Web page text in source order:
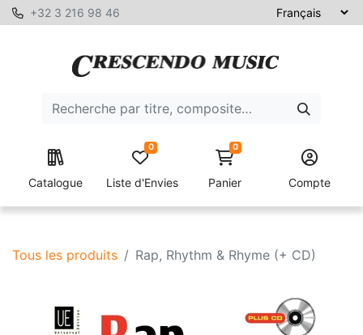
+32 3 216 98 46
Catalogue Liste d'Envies
0 0
Panier Compte
Tous les produits Rap, Rhythm & Rhyme (+ CD)